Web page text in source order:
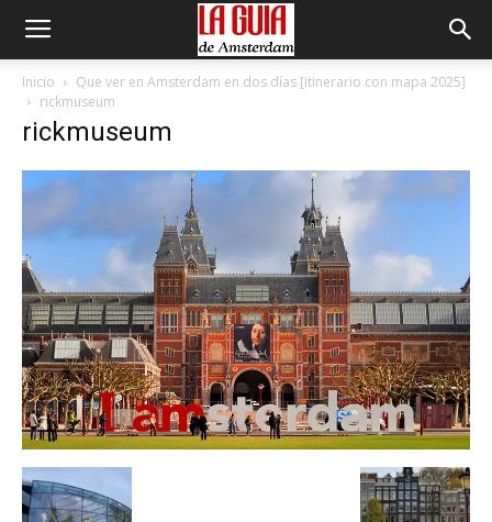
Inicio
Que ver en Amsterdam en dos días [itinerario con mapa 2025]
rickmuseum
rickmuseum